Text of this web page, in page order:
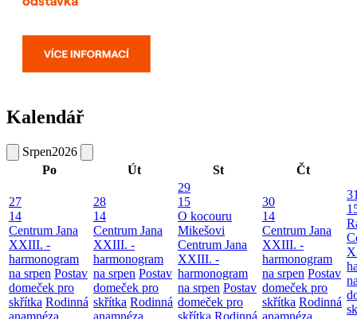
Kalendář
Srpen2026
Po
Út St Čt
27
14
Centrum Jana
XXIII. -
harmonogram
na srpen Postav
domeček pro
skřítka Rodinná
28
14
Centrum Jana
XXIII. -
harmonogram
na srpen Postav
domeček pro
skřítka Rodinná
29
15
O kocouru
Mikešovi
Centrum Jana
XXIII. -
harmonogram
na srpen Postav
domeček pro
30
14
Centrum Jana
XXIII. -
harmonogram
na srpen Postav
domeček pro
skřítka Rodinná